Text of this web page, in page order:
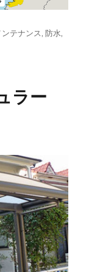
ンテナンス,防水,
ラー